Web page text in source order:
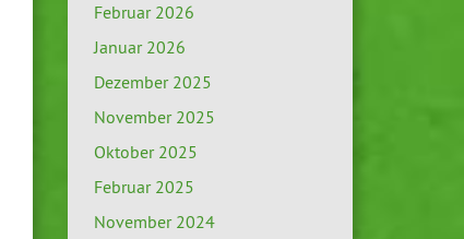
Februar 2026
Januar 2026
Dezember 2025
November 2025
Oktober 2025
Februar 2025
November 2024